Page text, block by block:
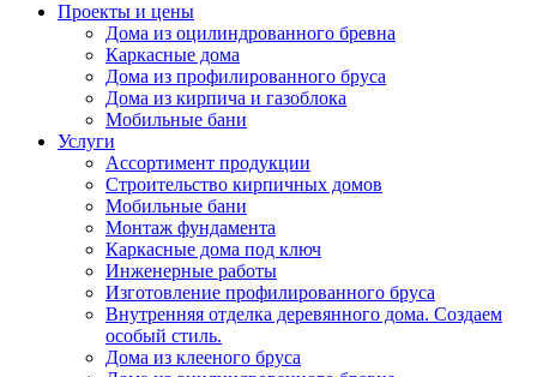
Проекты и цены
Дома из оцилиндрованного бревна
Каркасные дома
Дома из профилированного бруса
Дома из кирпича и газоблока
Мобильные бани
Услуги
Ассортимент продукции
Строительство кирпичных домов
Мобильные бани
Монтаж фундамента
Каркасные дома под ключ
Инженерные работы
Изготовление профилированного бруса
Внутренняя отделка деревянного дома. Создаем
особый стиль.
Дома из клееного бруса